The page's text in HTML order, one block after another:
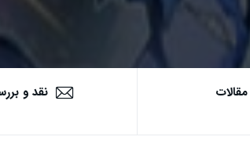
مقالات نقد و